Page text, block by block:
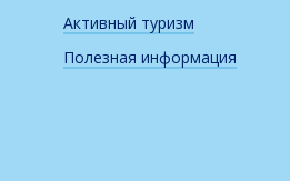
Активный туризм
Полезная информация